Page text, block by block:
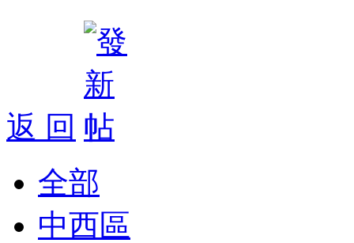
返 回
全部
中西區